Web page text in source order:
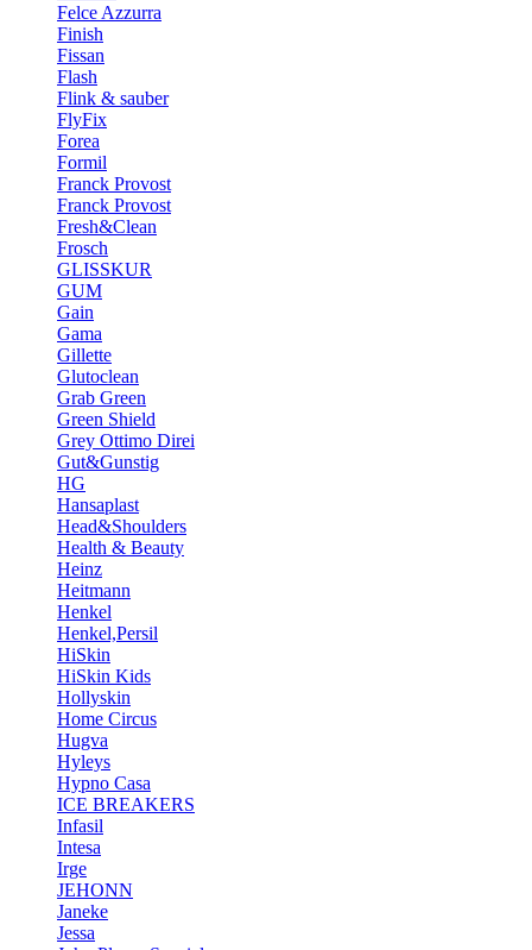
Felce Azzurra
Finish
Fissan
Flash
Flink & sauber
FlyFix
Forea
Formil
Franck Provost
Franck Provost
Fresh&Clean
Frosch
GLISSKUR
GUM
Gain
Gama
Gillette
Glutoclean
Grab Green
Green Shield
Grey Ottimo Direi
Gut&Gunstig
HG
Hansaplast
Head&Shoulders
Health & Beauty
Heinz
Heitmann
Henkel
Henkel,Persil
HiSkin
HiSkin Kids
Hollyskin
Home Circus
Hugva
Hyleys
Hypno Casa
ICE BREAKERS
Infasil
Intesa
Irge
JEHONN
Janeke
Jessa